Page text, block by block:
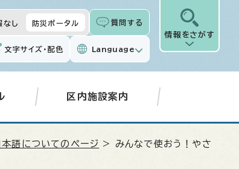
なし 防災ポータル 質問する
文字サイズ・配色 Language
情報をさがす
区内施設案内
本語についてのページ > みんなで使おう！やさ